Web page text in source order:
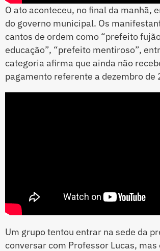
O ato aconteceu, no final da manhã,
do governo municipal. Os
cantos de ordem como “prefeito
educação”, “prefeito mentiroso”,
categoria afirma que ainda não
pagamento referente a dezembro de
Um grupo tentou entrar na sede da
conversar com Professor Lucas, mas